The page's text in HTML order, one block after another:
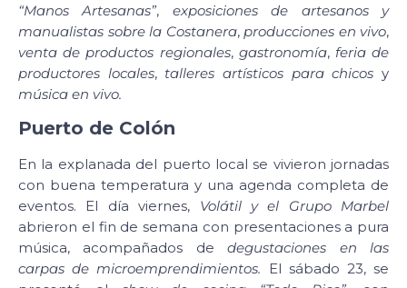
“Manos Artesanas”, exposiciones de artesanos y
manualistas sobre la Costanera, producciones en vivo,
venta de productos regionales, gastronomía, feria de
productores locales, talleres artísticos para chicosy
música en vivo.
Puerto de Colón
En la explanada del puerto local se vivieron jornadas
con buena temperatura y una agenda completa de
eventos. El día viernes, Volátil y el Grupo Marbel
abrieron el fin de semana con presentaciones a pura
música, acompañados dedegustaciones en las
carpas de microemprendimientos. El sábado 23, se